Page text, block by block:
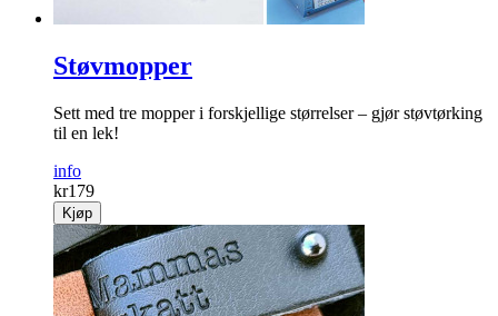
Støvmopper
Sett med tre mopper i forskjellige størrelser – gjør støvtørking
til en lek!
info
kr179
Kjøp